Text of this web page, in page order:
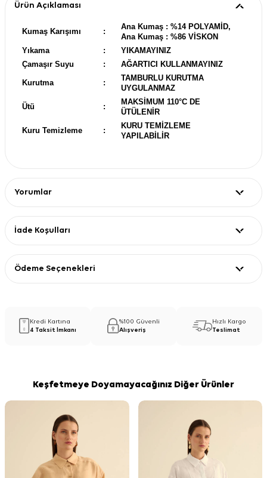
Ürün Açıklaması
Kumaş Karışımı :
Ana Kumaş : %14 POLYAMİD,
Ana Kumaş : %86 VİSKON
Yıkama
:
YIKAMAYINIZ
Çamaşır Suyu
: AĞARTICI KULLANMAYINIZ
Kurutma :
TAMBURLU KURUTMA
UYGULANMAZ
Ütü :
MAKSİMUM 110°C DE
ÜTÜLENİR
Kuru Temizleme :
KURU TEMİZLEME
YAPILABİLİR
Yorumlar
İade Koşulları
Ödeme Seçenekleri
Kredi Kartına
4 Taksit İmkanı
%100 Güvenli
Alışveriş
Hızlı Kargo
Teslimat
Keşfetmeye Doyamayacağınız Diğer Ürünler